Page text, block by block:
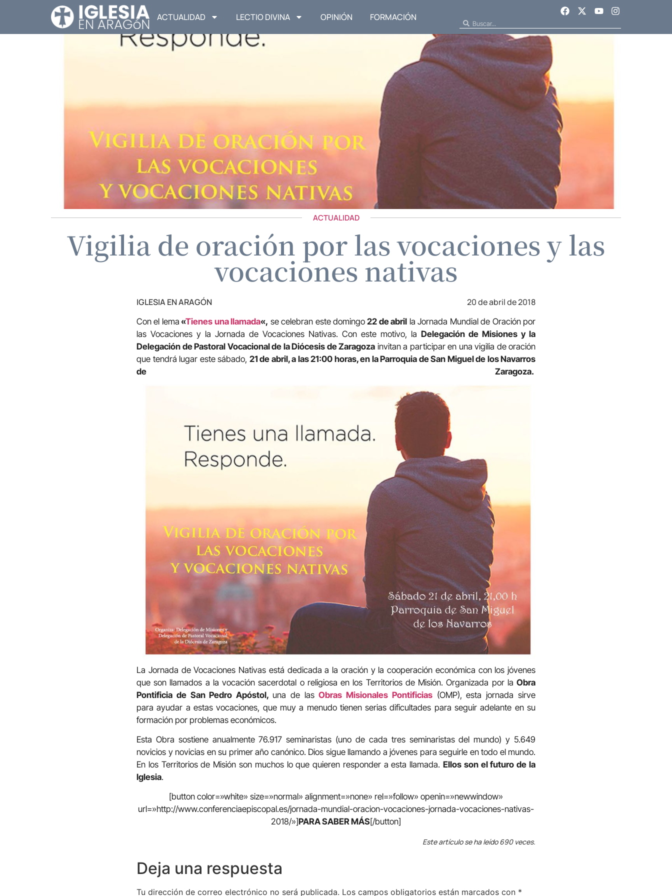
ACTUALIDAD LECTIO DIVINA OPINIÓN FORMACIÓN
ACTUALIDAD
Vigilia de oración por las vocaciones y las
vocaciones nativas
IGLESIA EN ARAGÓN 20 de abril de 2018
Con el lema «Tienes una llamada«, se celebran este domingo22 de abril la Jornada Mundial de Oración por
las Vocaciones y la Jornada de Vocaciones Nativas. Con este motivo, la Delegación de Misiones y la
Delegación de Pastoral Vocacional de la Diócesis de Zaragoza invitan a participar en una vigilia de oración
que tendrá lugar este sábado, 21 de abril, a las 21:00 horas, en la Parroquia de San Miguel de los Navarros
de Zaragoza.
La Jornada de Vocaciones Nativas está dedicada a la oración y la cooperación económica con los jóvenes
que son llamados a la vocación sacerdotal o religiosa en los Territorios de Misión. Organizada por la Obra
Pontificia de San Pedro Apóstol, una de lasObras Misionales Pontificias(OMP), esta jornada sirve
para ayudar a estas vocaciones, que muy a menudo tienen serias dificultades para seguir adelante en su
formación por problemas económicos.
Esta Obra sostiene anualmente 76.917 seminaristas (uno de cada tres seminaristas del mundo) y 5.649
novicios y novicias en su primer año canónico. Dios sigue llamando a jóvenes para seguirle en todo el mundo.
En los Territorios de Misión son muchos lo que quieren responder a esta llamada.Ellos son el futuro de la
Iglesia.
[button color=»white» size=»normal» alignment=»none» rel=»follow» openin=»newwindow»
url=»http://www.conferenciaepiscopal.es/jornada-mundial-oracion-vocaciones-jornada-vocaciones-nativas-
2018/»]PARA SABER MÁS[/button]
Este artículo se ha leído 690 veces.
Deja una respuesta
Tu dirección de correo electrónico no será publicada. Los campos obligatorios están marcados con *